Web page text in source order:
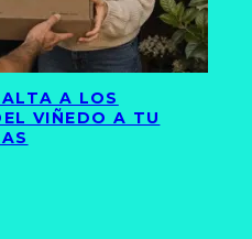
A LOS
VIÑEDO A TU